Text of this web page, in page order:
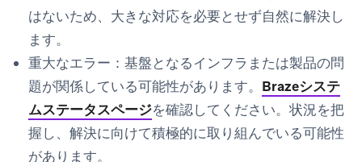
はないため、大きな対応を必要とせず自然に解決し
ます。
重大なエラー： 基盤となるインフラまたは製品の問
題が関係している可能性があります。 Brazeシステ
ムステータスページを確認してください。状況を把
握し、解決に向けて積極的に取り組んでいる可能性
があります。